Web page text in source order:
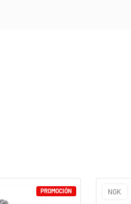
PROMOCIÓN NGK